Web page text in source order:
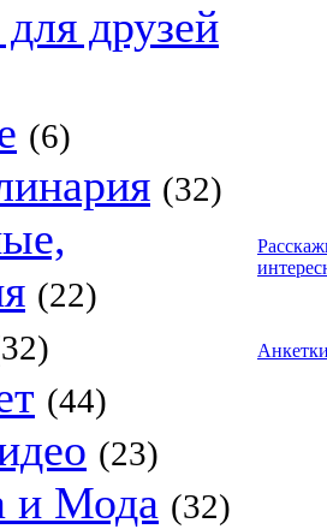
друзей
(6)
(32)
(22)
(44)
(23)
и Мода (32)